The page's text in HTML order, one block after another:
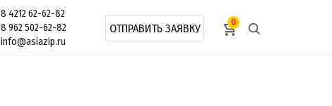
8 4212 62-62-82
8 962 502-62-82
info@asiazip.ru
ОТПРАВИТЬ ЗАЯВКУ 0